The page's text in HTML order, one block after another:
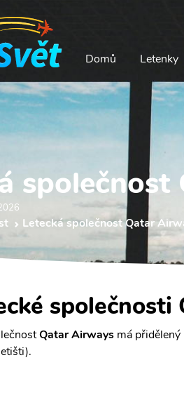
Domů Letenky
Letecká společnost Qatar
Qatar Airways má